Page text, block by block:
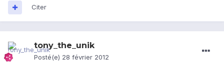
Citer
tony_the_unik
Posté(e) 28 février 2012